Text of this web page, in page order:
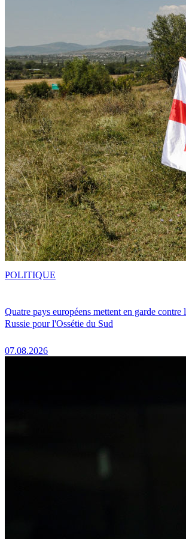
Quatre pays européens mettent en garde contre
Russie pour l'Ossétie du Sud
07.08.2026
POLITIQUE